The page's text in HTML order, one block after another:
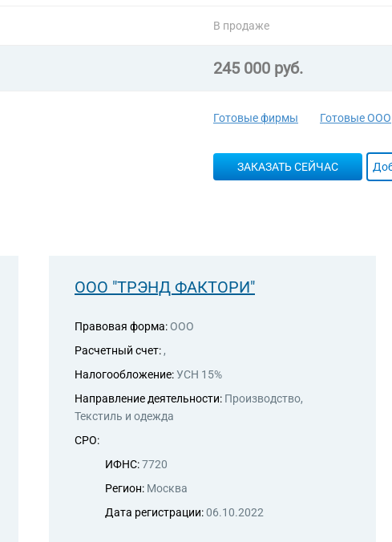
45.31.2 Деятельность агентов
45.32 Торговля розничная
45.32.1 Торговля розничная
45.32.21 Торговля розничная
информационно-
почтовым заказам
45.32.29 Торговля розничная
носителями информации
46.49 Торговля оптовая
46.66 Торговля оптовая прочей
46.69 Торговля оптовая
46.69.5 Торговля оптовая
46.73.8 Торговля оптовая
46.74.2 Торговля оптовая
46.74.3 Торговля оптовая
47.19 Торговля розничная
обеспечением в
47.41.4 Торговля розничная
В продаже
245 000 руб.
Готовые фирмы Готовые ООО
ЗАКАЗАТЬ СЕЙЧАС
ООО "ТРЭНД ФАКТОРИ"
Правовая форма: ООО
Расчетный счет: ,
Налогообложение:УСН 15%
Направление деятельности: Производство,
Текстиль и одежда
СРО:
ИФНС:7720
Регион: Москва
Дата регистрации:06.10.2022